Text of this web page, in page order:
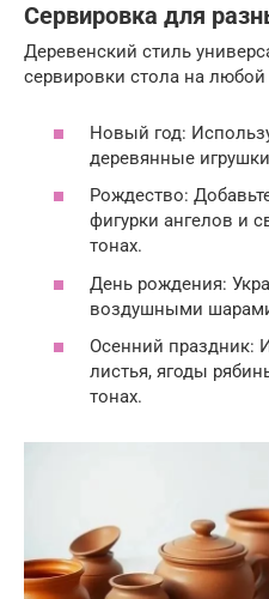
Сервировка для
Деревенский стиль
сервировки стола на любой
Новый год:
деревянные
Рождество:
фигурки ангелов и
тонах.
День рождения:
воздушными
Осенний праздник:
листья, ягоды
тонах.